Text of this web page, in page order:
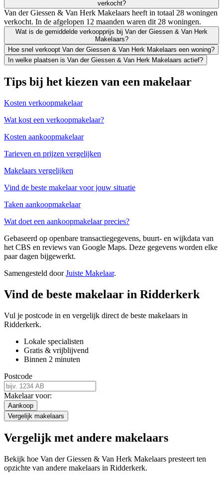
verkocht?
Van der Giessen & Van Herk Makelaars heeft in totaal 28 woningen
verkocht. In de afgelopen 12 maanden waren dit 28 woningen.
Wat is de gemiddelde verkoopprijs bij Van der Giessen & Van Herk
Makelaars?
Hoe snel verkoopt Van der Giessen & Van Herk Makelaars een woning?
In welke plaatsen is Van der Giessen & Van Herk Makelaars actief?
Tips bij het kiezen van een makelaar
Kosten verkoopmakelaar
Wat kost een verkoopmakelaar?
Kosten aankoopmakelaar
Tarieven en prijzen vergelijken
Makelaars vergelijken
Vind de beste makelaar voor jouw situatie
Taken aankoopmakelaar
Wat doet een aankoopmakelaar precies?
Gebaseerd op openbare transactiegegevens, buurt- en wijkdata van
het CBS en reviews van Google Maps. Deze gegevens worden elke
paar dagen bijgewerkt.
Samengesteld doorJuiste Makelaar.
Vind de beste makelaar in Ridderkerk
Vul je postcode in en vergelijk direct de beste makelaars in
Ridderkerk.
Lokale specialisten
Gratis & vrijblijvend
Binnen 2 minuten
Postcode
Makelaar voor:
Aankoop
Vergelijk makelaars
Vergelijk met andere makelaars
Bekijk hoe Van der Giessen & Van Herk Makelaars presteert ten
opzichte van andere makelaars in Ridderkerk.